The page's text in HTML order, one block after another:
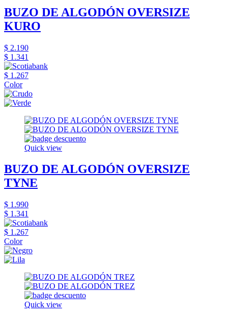
BUZO DE ALGODÓN OVERSIZE
KURO
$ 2.190
$ 1.341
$ 1.267
Color
Quick view
BUZO DE ALGODÓN OVERSIZE
TYNE
$ 1.990
$ 1.341
$ 1.267
Color
Quick view